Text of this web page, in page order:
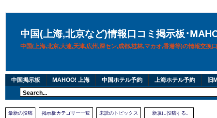
中国(上海,北京など)情報口コミ掲示板･
中国(上海,北京,大連,天津,広州,深セン,成都,桂林,マカオ,香港等)の情報交換
中国掲示板 MAHOO! 上海 中国ホテル予約 上海ホテル予約 旧
最新の投稿 掲示板カテゴリー一覧 未読のトピックス 新規に投稿する。